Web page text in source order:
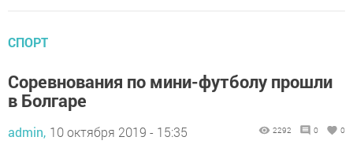
СПОРТ
Соревнования по мини-футболу прошли
в Болгаре
admin, 10 октября 2019 - 15:35 2292 0 0